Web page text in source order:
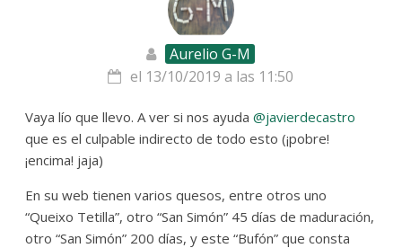
Aurelio G-M
el 13/10/2019 a las 11:50
Vaya lío que llevo. A ver si nos ayuda@javierdecastro
que es el culpable indirecto de todo esto (¡pobre!
¡encima! jaja)
En su web tienen varios quesos, entre otros uno
“Queixo Tetilla”, otro “San Simón” 45 días de maduración,
otro “San Simón” 200 días, y este “Bufón” que consta